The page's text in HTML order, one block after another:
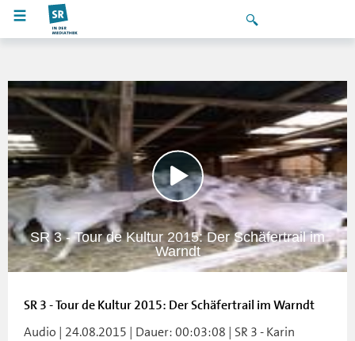
SR 3 - Tour de Kultur 2015: Der Schäfertrail im
Warndt
SR 3 - Tour de Kultur 2015: Der Schäfertrail im Warndt
Audio | 24.08.2015 | Dauer: 00:03:08 | SR 3 - Karin